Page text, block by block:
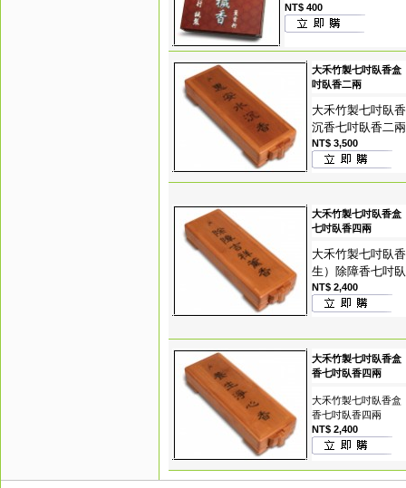
NT$ 400
大禾竹製七吋臥香盒
吋臥香二兩
大禾竹製七吋臥
沉香七吋臥香二兩
NT$ 3,500
大禾竹製七吋臥香盒
七吋臥香四兩
大禾竹製七吋臥
生）除障香七吋
NT$ 2,400
大禾竹製七吋臥香盒
香七吋臥香四兩
大禾竹製七吋臥香盒
香七吋臥香四兩
NT$ 2,400